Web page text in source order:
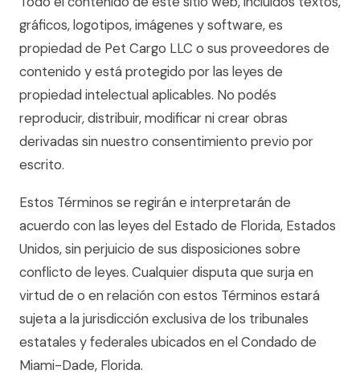
gráficos, logotipos, imágenes y software, es
propiedad de Pet Cargo LLC o sus proveedores de
contenido y está protegido por las leyes de
propiedad intelectual aplicables. No podés
reproducir, distribuir, modificar ni crear obras
derivadas sin nuestro consentimiento previo por
escrito.
Estos Términos se regirán e interpretarán de
acuerdo con las leyes del Estado de Florida, Estados
Unidos, sin perjuicio de sus disposiciones sobre
conflicto de leyes. Cualquier disputa que surja en
virtud de o en relación con estos Términos estará
sujeta a la jurisdicción exclusiva de los tribunales
estatales y federales ubicados en el Condado de
Miami-Dade, Florida.